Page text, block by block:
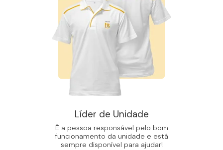
Líder de Unidade
É a pessoa responsável pelo bom
funcionamento da unidade e está
sempre disponível para ajudar!